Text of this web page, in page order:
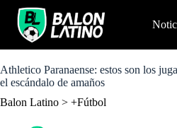
o
c
n
Athletico Paranaense: estos son los
el escándalo de amaños
Balon Latino > +Fútbol